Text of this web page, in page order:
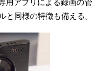
同様の特徴も備える。